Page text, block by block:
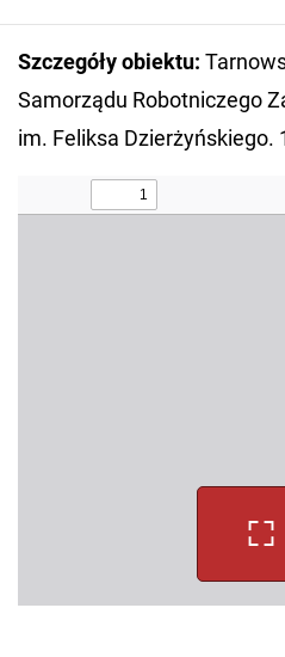
Szczegóły obiektu:
Samorządu Robotniczego
im. Feliksa Dzierżyńskiego.